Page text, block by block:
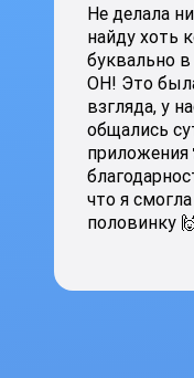
Не делала
найду хоть
буквально
ОН! Это
взгляда, у
общались
приложения
что я
половинку